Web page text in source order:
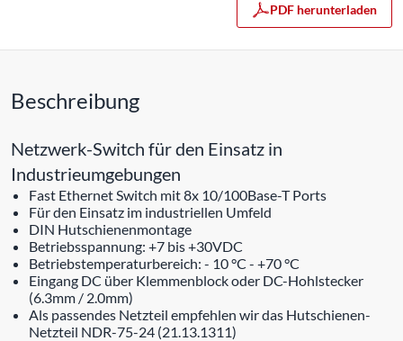
PDF herunterladen
Beschreibung
Netzwerk-Switch für den Einsatz in
Industrieumgebungen
Fast Ethernet Switch mit 8x 10/100Base-T Ports
Für den Einsatz im industriellen Umfeld
DIN Hutschienenmontage
Betriebsspannung: +7 bis +30VDC
Betriebstemperaturbereich: - 10 °C - +70 °C
Eingang DC über Klemmenblock oder DC-Hohlstecker
(6.3mm / 2.0mm)
Als passendes Netzteil empfehlen wir das Hutschienen-
Netzteil NDR-75-24 (21.13.1311)